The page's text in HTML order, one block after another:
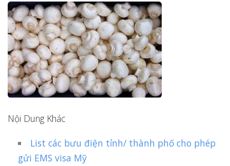
Nội Dung Khác
List các bưu điện tỉnh/ thành phố cho phép
gửi EMS visa Mỹ